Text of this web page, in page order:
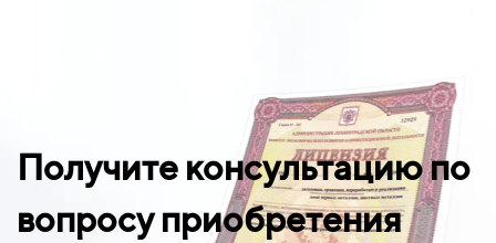
Получите консультацию по
вопросу приобретения